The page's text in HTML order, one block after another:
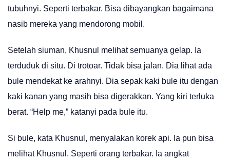
tubuhnyi. Seperti terbakar. Bisa dibayangkan bagaimana
nasib mereka yang mendorong mobil.
Setelah siuman, Khusnul melihat semuanya gelap. Ia
terduduk di situ. Di trotoar. Tidak bisa jalan. Dia lihat ada
bule mendekat ke arahnyi. Dia sepak kaki bule itu dengan
kaki kanan yang masih bisa digerakkan. Yang kiri terluka
berat. “Help me,” katanyi pada bule itu.
Si bule, kata Khusnul, menyalakan korek api. Ia pun bisa
melihat Khusnul. Seperti orang terbakar. Ia angkat